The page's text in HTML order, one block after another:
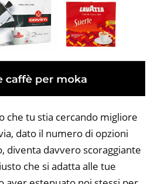
che tu stia cercando migliore
dato il numero di opzioni
diventa davvero scoraggiante
che si adatta alle tue